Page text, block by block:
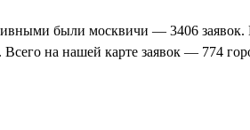
были москвичи — 3406
на нашей карте заявок — 774